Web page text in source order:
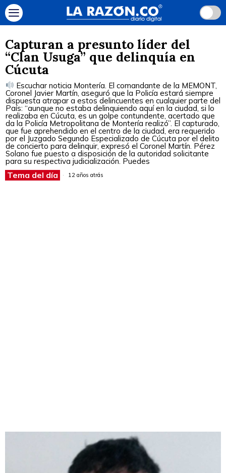
Capturan a presunto líder del
“Clan Usuga” que delinquía en
Cúcuta
Escuchar noticia Montería. El comandante de la MEMONT,
Coronel Javier Martín, aseguró que la Policía estará siempre
dispuesta atrapar a estos delincuentes en cualquier parte del
País: “aunque no estaba delinquiendo aquí en la ciudad, si lo
realizaba en Cúcuta, es un golpe contundente, acertado que
da la Policía Metropolitana de Montería realizó”. El capturado,
que fue aprehendido en el centro de la ciudad, era requerido
por el Juzgado Segundo Especializado de Cúcuta por el delito
de concierto para delinquir, expresó el Coronel Martín. Pérez
Solano fue puesto a disposición de la autoridad solicitante
para su respectiva judicialización. Puedes
Tema del día 12 años atrás